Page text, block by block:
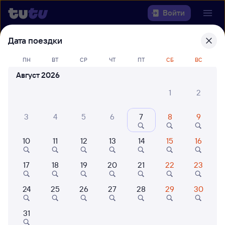
Войти
Выберите день, чтобы найти
билеты Саратов-1 Пасс. — Тамерлан
22 года работаем для вас
Куда
Когда
Кто едет
Найти поезда
Дата поездки
ПН ВТ СР ЧТ ПТ СБ ВС
Август 2026
1
2
3 4 5 6 7 8 9
10 11 12 13 14 15 16
17 18 19 20 21 22 23
24 25 26 27 28 29 30
31